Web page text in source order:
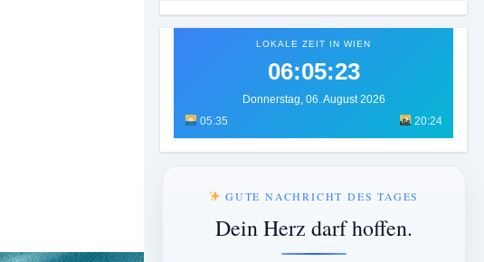
LOKALE ZEIT IN WIEN
06:05:26
Donnerstag, 06. August 2026
05:35
20:24
GUTE NACHRICHT DES TAGES
Dein Herz darf hoffen.